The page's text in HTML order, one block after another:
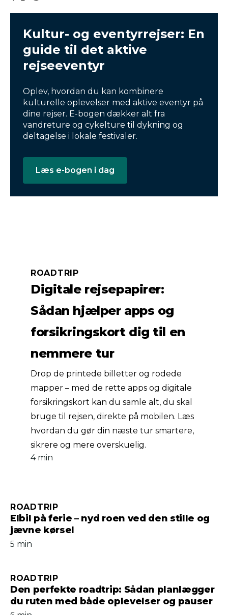
Kultur- og eventyrrejser: En
guide til det aktive
rejseeventyr
Oplev, hvordan du kan kombinere
kulturelle oplevelser med aktive eventyr på
dine rejser. E-bogen dækker alt fra
vandreture og cykelture til dykning og
deltagelse i lokale festivaler.
Læs e-bogen i dag
Digitale rejsepapirer:
Sådan hjælper apps og
forsikringskort dig til en
nemmere tur
ROADTRIP
4 min
Drop de printede billetter og rodede
mapper – med de rette apps og digitale
forsikringskort kan du samle alt, du skal
bruge til rejsen, direkte på mobilen. Læs
hvordan du gør din næste tur smartere,
sikrere og mere overskuelig.
Elbil på ferie – nyd roen ved den stille og
jævne kørsel
ROADTRIP
5 min
Den perfekte roadtrip: Sådan planlægger
du ruten med både oplevelser og pauser
ROADTRIP